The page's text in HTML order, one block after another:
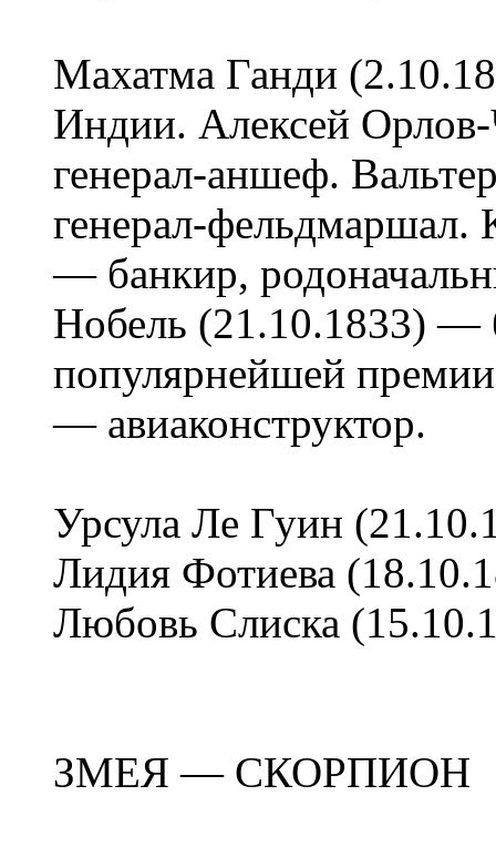
Махатма Ганди
Индии. Алексей
генерал-аншеф.
генерал-
— банкир,
Нобель (21.10.1833) —
популярнейшей
— авиаконструктор.
Урсула Ле Гуин
Лидия Фотиева
Любовь Слиска
ЗМЕЯ — СКОРПИОН